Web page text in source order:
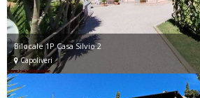
Bilocale 1P Casa Silvio 2
Capoliveri